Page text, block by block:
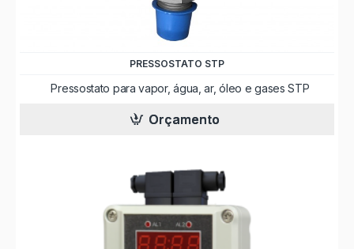
PRESSOSTATO STP
Pressostato para vapor, água, ar, óleo e gases STP
Orçamento